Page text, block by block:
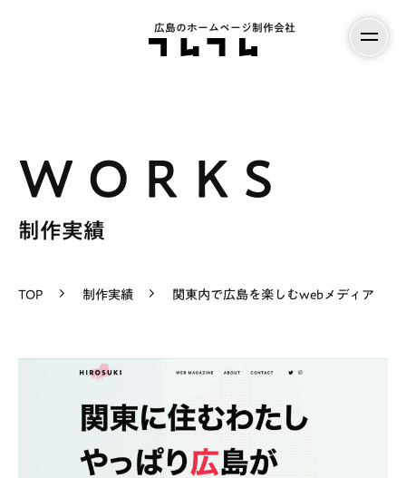
広島のホームページ制作会社
サービス案内
会社紹介
制作実績
TOP 制作実績 関東内で広島を楽しむwebメディア